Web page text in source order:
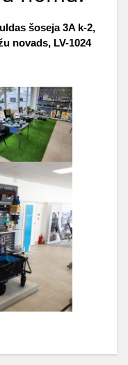
šoseja 3A k-2,
novads, LV-1024